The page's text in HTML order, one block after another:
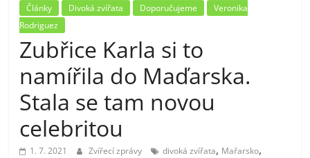
Články Divoká zvířata Doporučujeme
Veronika
Rodriguez
Zubřice Karla si to
namířila do Maďarska.
Stala se tam novou
celebritou
1. 7. 2021 Zvířecí zprávy divoká zvířata, Mařarsko,